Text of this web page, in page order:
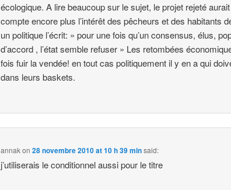
écologique. A lire beaucoup sur le sujet, le projet rejeté
compte encore plus l’intérêt des pêcheurs et des habitants
un politique l’écrit: » pour une fois qu’un consensus, élus,
d’accord , l’état semble refuser » Les retombées
fois fuir la vendée! en tout cas politiquement il y en a qui
dans leurs baskets.
annakon28 novembre 2010 at 10 h 39 minsaid:
j’utiliserais le conditionnel aussi pour le titre